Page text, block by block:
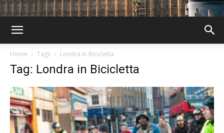
Home Tags Londra in Bicicletta
Tag: Londra in Bicicletta